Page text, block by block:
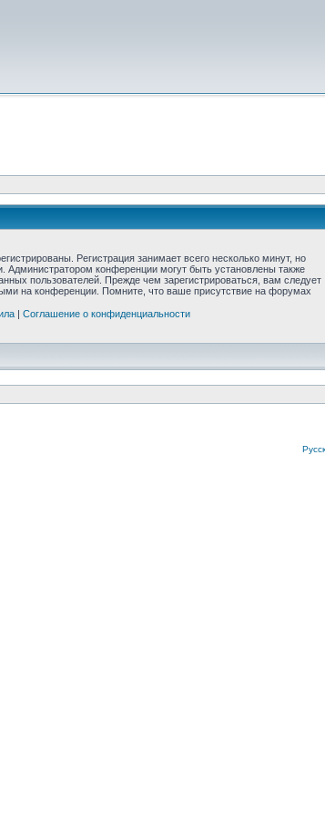
Регистрация занимает всего несколько минут, но
Администратором конференции могут быть установлены также
пользователей. Прежде чем зарегистрироваться, вам следует
на конференции. Помните, что ваше присутствие на форумах
| Соглашение о конфиденциальности